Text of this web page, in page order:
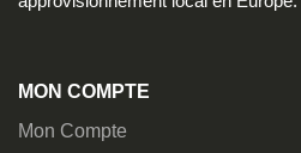
MON COMPTE
Mon Compte